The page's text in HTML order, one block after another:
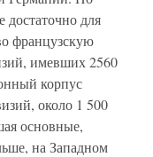
для
французскую
имевших 2560
корпус
около 1 500
основные,
на Западном